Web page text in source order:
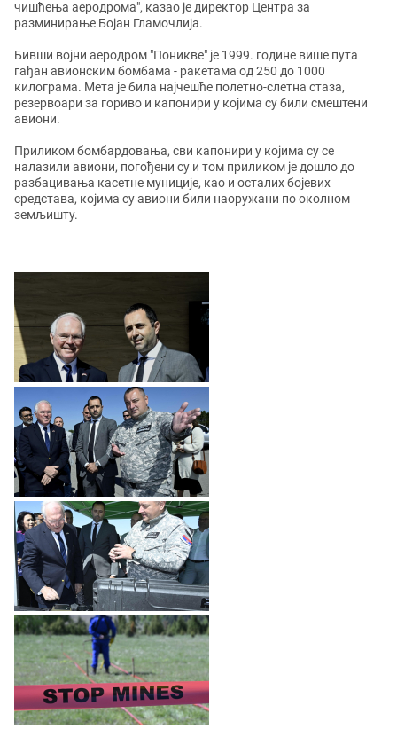
чишћења аеродрома", казао је директор Центра за
разминирање Бојан Гламочлија.
Бивши војни аеродром "Поникве" је 1999. године више пута
гађан авионским бомбама - ракетама од 250 до 1000
килограма. Мета је била најчешће полетно-слетна стаза,
резервоари за гориво и капонири у којима су били смештени
авиони.
Приликом бомбардовања, сви капонири у којима су се
налазили авиони, погођени су и том приликом је дошло до
разбацивања касетне муниције, као и осталих бојевих
средстава, којима су авиони били наоружани по околном
земљишту.